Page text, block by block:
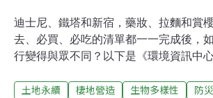
迪士尼、鐵塔和新宿，藥妝、拉麵和賞
去、必買、必吃的清單都一一完成後，
行變得與眾不同？以下是《環境資訊中
的體驗和採購樂趣。埼玉：深藏地底的
土地永續 棲地營造 生物多樣性 防災